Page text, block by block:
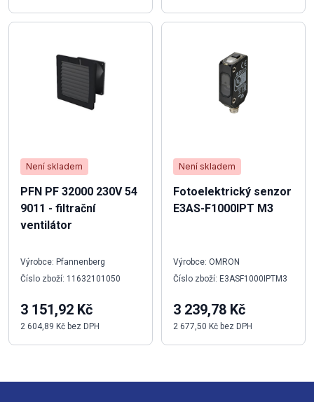
Není skladem
PFN PF 32000 230V 54
9011 - filtrační
ventilátor
Výrobce: Pfannenberg
Číslo zboží: 11632101050
3 151,92 Kč
2 604,89 Kč bez DPH
Není skladem
Fotoelektrický senzor
E3AS-F1000IPT M3
Výrobce: OMRON
Číslo zboží: E3ASF1000IPTM3
3 239,78 Kč
2 677,50 Kč bez DPH